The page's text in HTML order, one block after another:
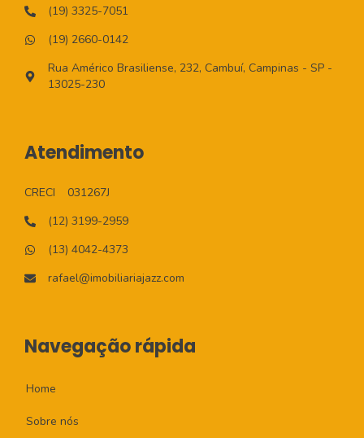
(19) 3325-7051
(19) 2660-0142
Rua Américo Brasiliense, 232, Cambuí, Campinas - SP -
13025-230
Atendimento
CRECI
031267J
(12) 3199-2959
(13) 4042-4373
rafael@imobiliariajazz.com
Navegação rápida
Home
Sobre nós